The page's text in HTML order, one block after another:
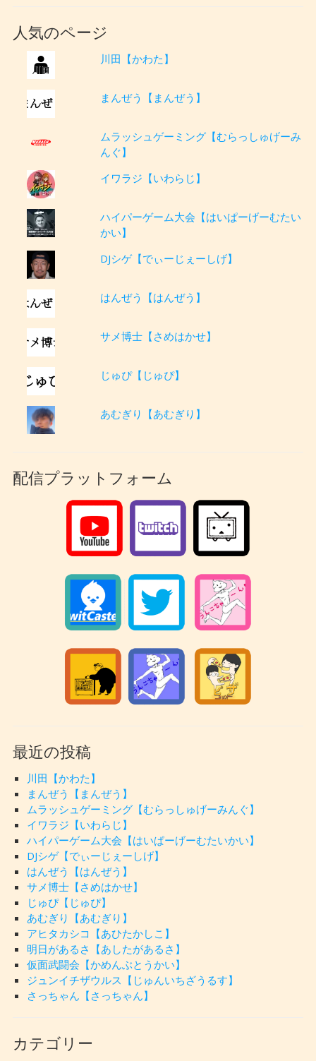
人気のページ
川田【かわた】
まんぜう【まんぜう】
ムラッシュゲーミング【むらっしゅげーみ
んぐ】
イワラジ【いわらじ】
ハイパーゲーム大会【はいぱーげーむたい
かい】
DJシゲ【でぃーじぇーしげ】
はんぜう【はんぜう】
サメ博士【さめはかせ】
じゅぴ【じゅぴ】
あむぎり【あむぎり】
配信プラットフォーム
最近の投稿
川田【かわた】
まんぜう【まんぜう】
ムラッシュゲーミング【むらっしゅげーみんぐ】
イワラジ【いわらじ】
ハイパーゲーム大会【はいぱーげーむたいかい】
DJシゲ【でぃーじぇーしげ】
はんぜう【はんぜう】
サメ博士【さめはかせ】
じゅぴ【じゅぴ】
あむぎり【あむぎり】
アヒタカシコ【あひたかしこ】
明日があるさ【あしたがあるさ】
仮面武闘会【かめんぶとうかい】
ジュンイチザウルス【じゅんいちざうるす】
さっちゃん【さっちゃん】
カテゴリー